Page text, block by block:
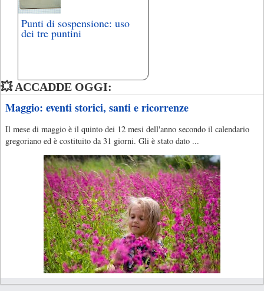
Punti di sospensione: uso
dei tre puntini
💥 ACCADDE OGGI:
Maggio: eventi storici, santi e ricorrenze
Il mese di maggio è il quinto dei 12 mesi dell'anno secondo il calendario
gregoriano ed è costituito da 31 giorni. Gli è stato dato ...